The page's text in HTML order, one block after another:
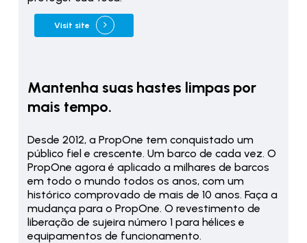
Visit site
Mantenha suas hastes limpas por
mais tempo.
Desde 2012, a PropOne tem conquistado um
público fiel e crescente. Um barco de cada vez. O
PropOne agora é aplicado a milhares de barcos
em todo o mundo todos os anos, com um
histórico comprovado de mais de 10 anos. Faça a
mudança para o PropOne. O revestimento de
liberação de sujeira número 1 para hélices e
equipamentos de funcionamento.